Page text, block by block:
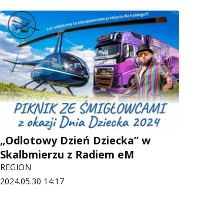
„Odlotowy Dzień Dziecka” w
Skalbmierzu z Radiem eM
REGION
2024.05.30 14:17